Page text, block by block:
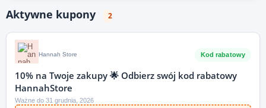
Aktywne kupony 2
Hannah Store Kod rabatowy
10% na Twoje zakupy 🌟 Odbierz swój kod rabatowy
HannahStore
Ważne do 31 grudnia, 2026